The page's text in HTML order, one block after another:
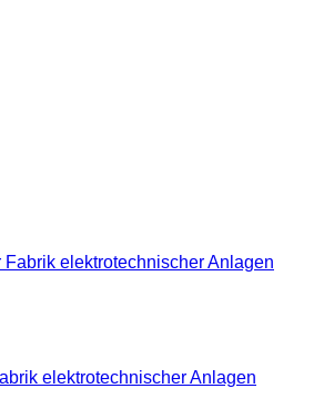
elektrotechnischer Anlagen